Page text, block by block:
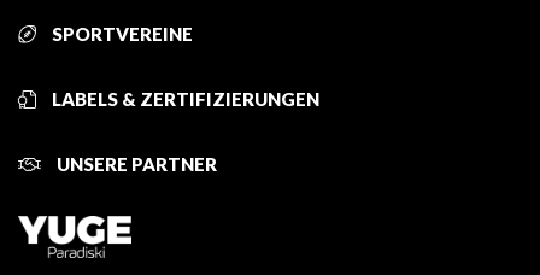
SPORTVEREINE
LABELS & ZERTIFIZIERUNGEN
UNSERE PARTNER